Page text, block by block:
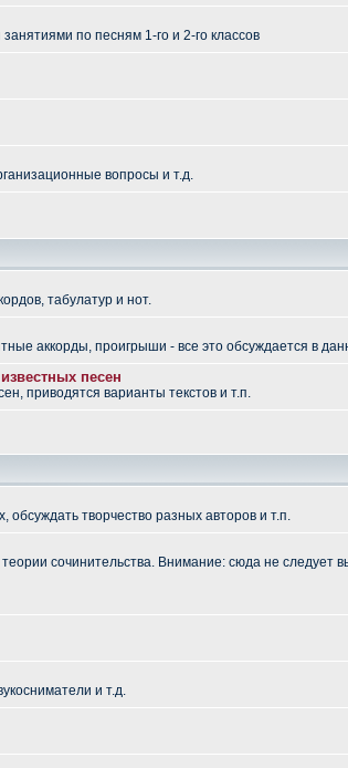
по песням 1-го и 2-го классов
вопросы и т.д.
табулатур и нот.
аккорды, проигрыши - все это обсуждается в
песен
приводятся варианты текстов и т.п.
обсуждать творчество разных авторов и т.п.
сочинительства. Внимание: сюда не следует
и т.д.